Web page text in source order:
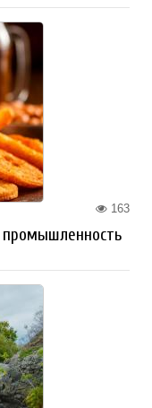
163
промышленность